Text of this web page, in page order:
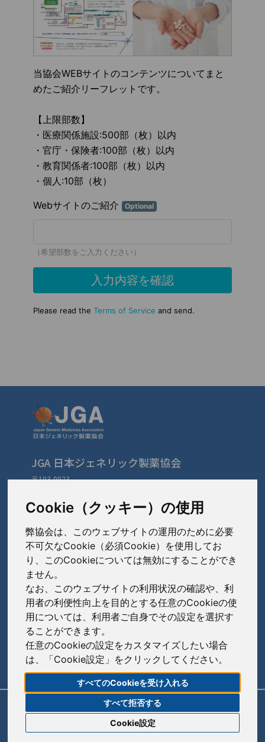
Cookie（クッキー）の使用
弊協会は、このウェブサイトの運用のために必要
不可欠なCookie（必須Cookie）を使用してお
り、このCookieについては無効にすることができ
ません。
なお、このウェブサイトの利用状況の確認や、利
用者の利便性向上を目的とする任意のCookieの使
用については、利用者ご自身でその設定を選択す
ることができます。
任意のCookieの設定をカスタマイズしたい場合
は、「Cookie設定」をクリックしてください。
すべてのCookieを受け入れる
すべて拒否する
Cookie設定
JGA 日本ジェネリック製薬協会
〒103-0023
TEL: 03-3279-1890 / FAX: 03-3241-2978
会員会社（あ〜さ）
あゆみ製薬株式会社
岩城製薬株式会社
大蔵製薬株式会社
キョーリンリメディオ株式会社
共和薬品工業株式会社
コーアイセイ株式会社
寿製薬株式会社
沢井製薬株式会社
会員会社（た〜は）
大興製薬株式会社
ダイト株式会社
高田製薬株式会社
辰巳化学株式会社
鶴原製薬株式会社
トーアエイヨー株式会社
会員会社 （ま〜わ）
陽進堂ホールディングス株式会社
ロートニッテン株式会社
賛助会員会社
朝日印刷株式会社
旭化成株式会社
伊藤忠ケミカルフロンティア株式会社
サイトポリシー